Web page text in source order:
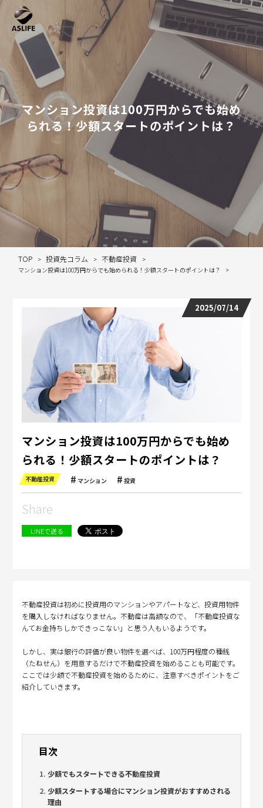
マンション投資は100万円からでも始め
られる！少額スタートのポイントは？
TOP 投資先コラム 不動産投資
マンション投資は100万円からでも始められる！少額スタートのポイントは？
2025/07/14
マンション投資は100万円からでも始め
られる！少額スタートのポイントは？
不動産投資 マンション 投資
Share
LINEで送る
不動産投資は初めに投資用のマンションやアパートなど、投資用物件
を購入しなければなりません。不動産は高額なので、「不動産投資な
んてお金持ちしかできっこない」と思う人もいるようです。
しかし、実は銀行の評価が良い物件を選べば、100万円程度の種銭
（たねせん）を用意するだけで不動産投資を始めることも可能です。
ここでは少額で不動産投資を始めるために、注意すべきポイントをご
紹介していきます。
目次
少額でもスタートできる不動産投資
少額スタートする場合にマンション投資がおすすめされる
理由